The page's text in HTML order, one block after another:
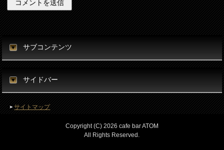
サブコンテンツ
サイドバー
サイトマップ
Copyright (C) 2026 cafe bar ATOM
All Rights Reserved.